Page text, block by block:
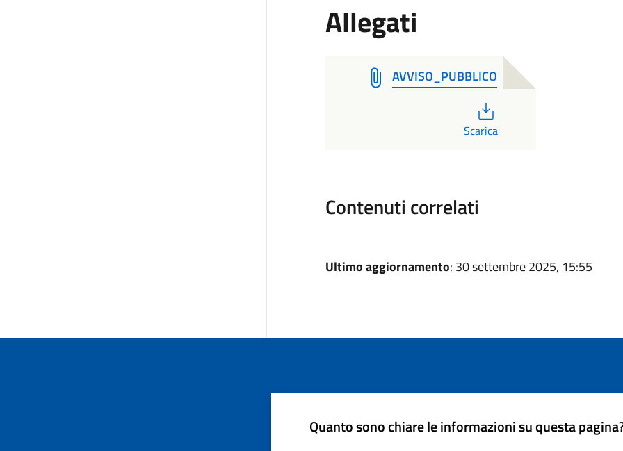
Allegati
AVVISO_PUBBLICO
Scarica
Contenuti correlati
Ultimo aggiornamento: 30 settembre 2025, 15:55
Quanto sono chiare le informazioni su questa